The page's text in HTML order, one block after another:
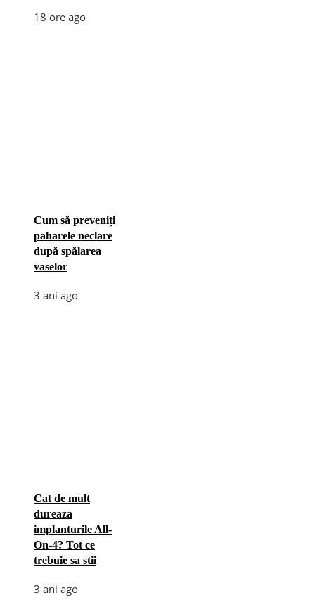
18 ore ago
Cum să preveniți
paharele neclare
după spălarea
vaselor
3 ani ago
Cat de mult
dureaza
implanturile All-
On-4? Tot ce
trebuie sa stii
3 ani ago